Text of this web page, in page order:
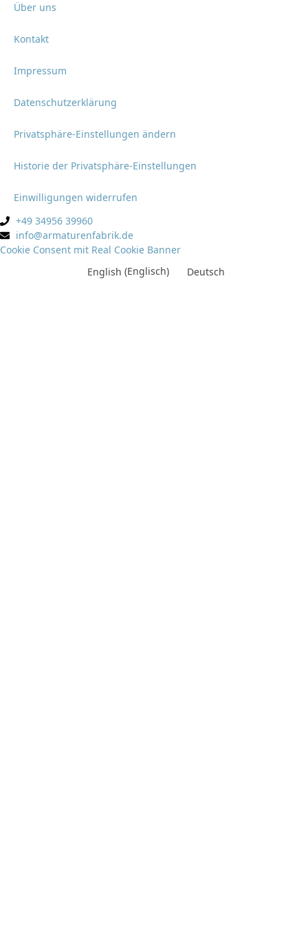
Über uns
Kontakt
Impressum
Datenschutzerklärung
Privatsphäre-Einstellungen ändern
Historie der Privatsphäre-Einstellungen
Einwilligungen widerrufen
+49 34956 39960
info@armaturenfabrik.de
Cookie Consent mit Real Cookie Banner
English (Englisch) Deutsch